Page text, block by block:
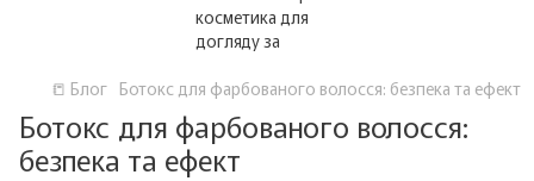
📒 Блог Ботокс для фарбованого волосся: безпека та ефект
Ботокс для фарбованого волосся:
безпека та ефект